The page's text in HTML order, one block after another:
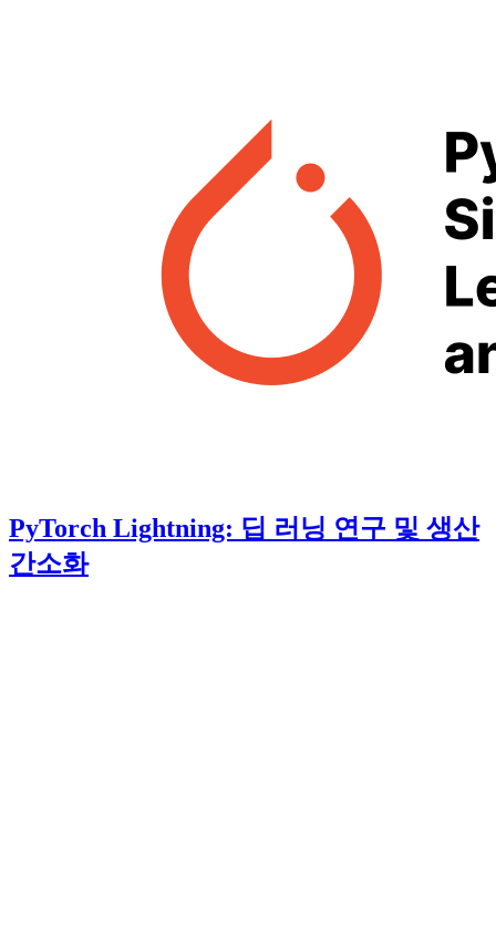
PyTorch Lightning: 딥 러닝 연구 및 생산
간소화